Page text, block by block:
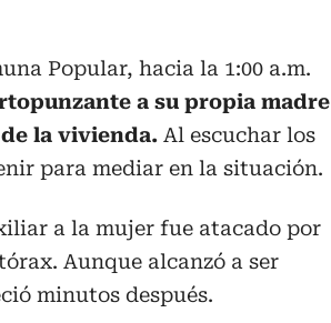
Popular, hacia la 1:00 a.m.
a su propia madre
la vivienda. Al escuchar los
para mediar en la situación.
a la mujer fue atacado por
Aunque alcanzó a ser
minutos después.